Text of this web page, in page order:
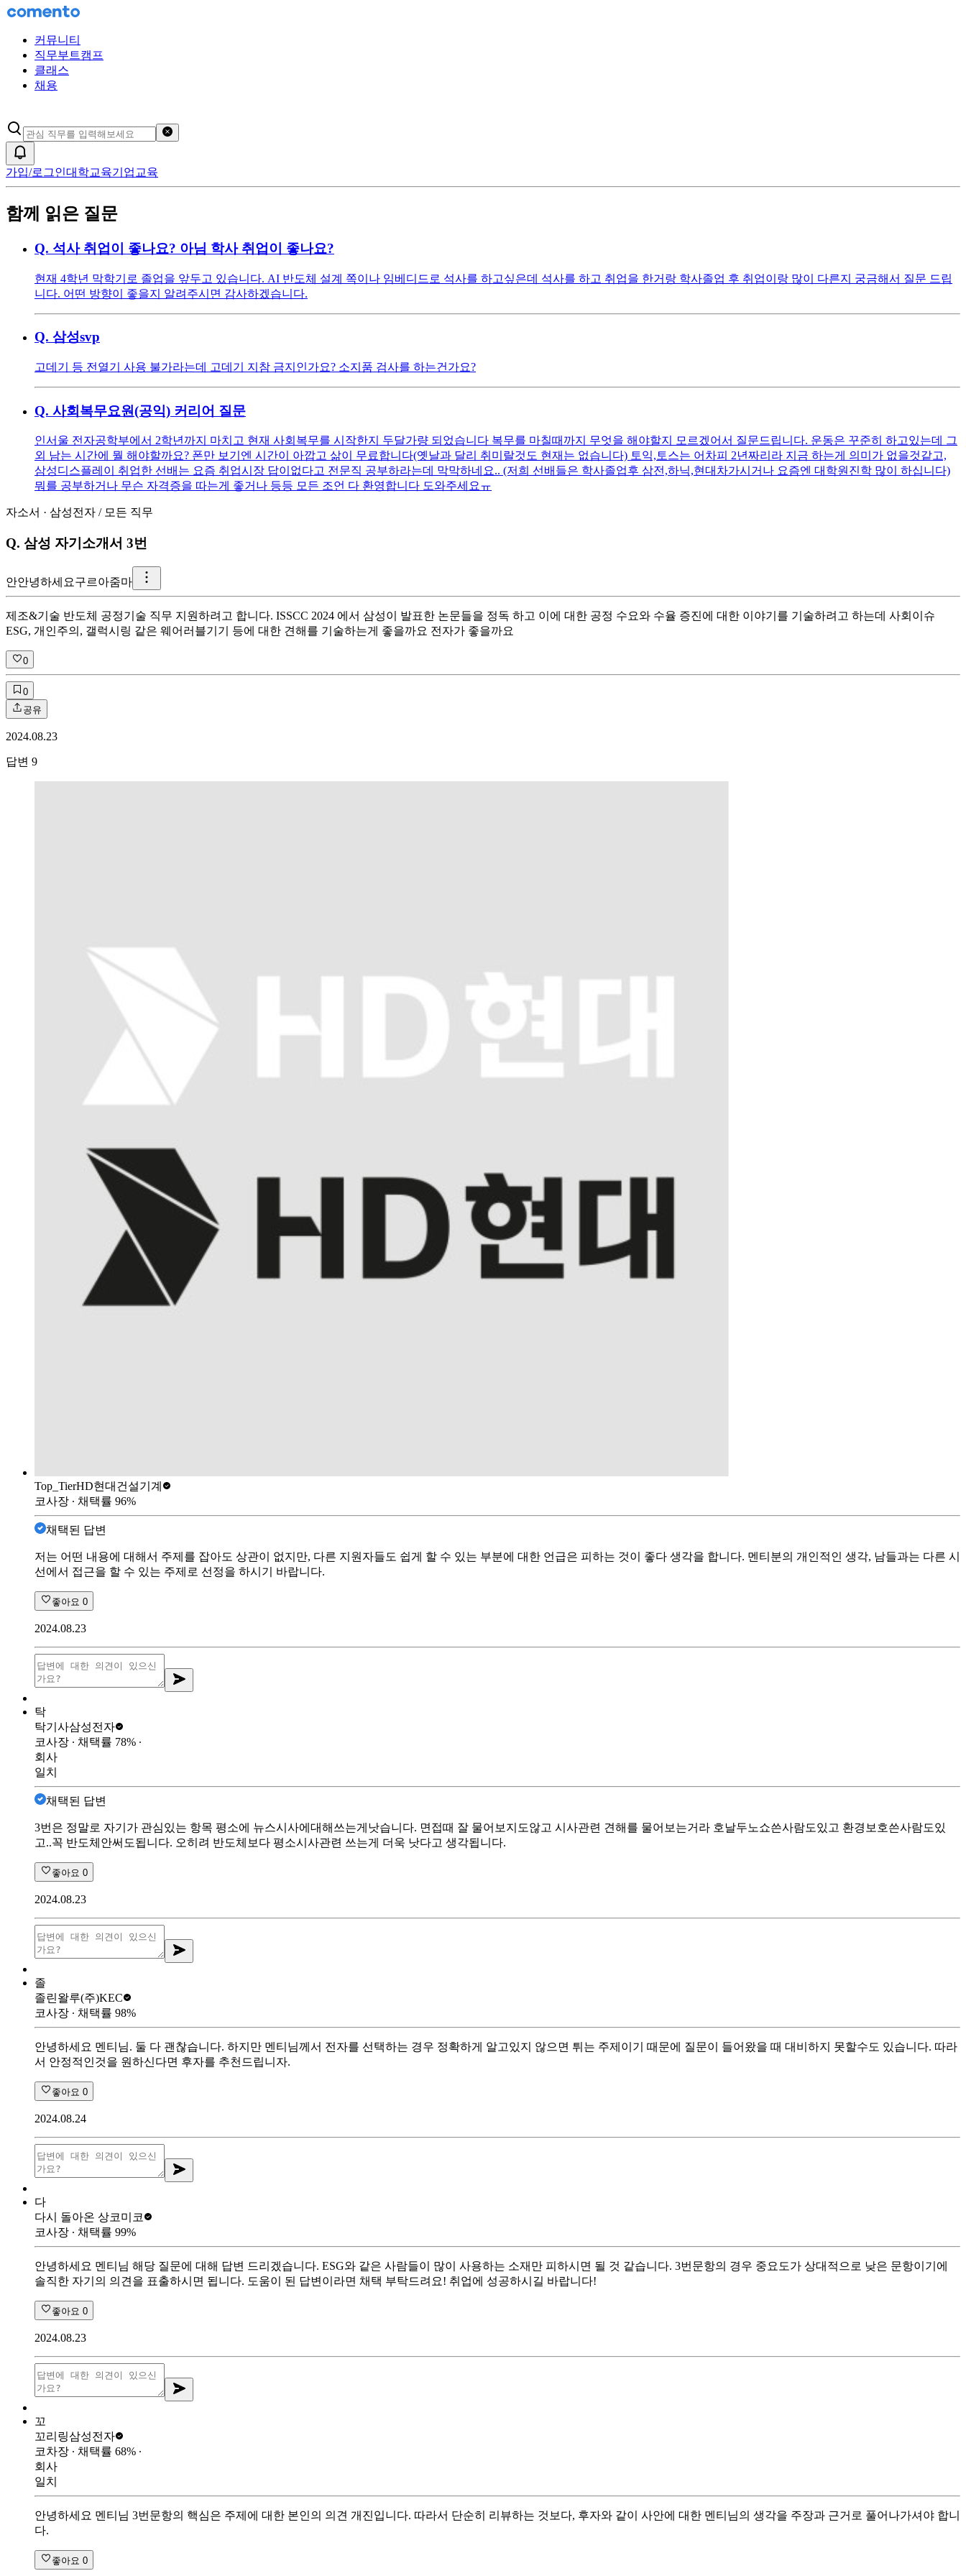
커뮤니티
직무부트캠프
클래스
채용
가입/로그인대학교육기업교육
함께 읽은 질문
Q. 석사 취업이 좋나요? 아님 학사 취업이 좋나요?
현재 4학년 막학기로 졸업을 앞두고 있습니다. AI 반도체 설계 쪽이나 임베디드로 석사를 하고싶은데 석사를 하고 취업을 한거랑 학사졸업 후 취업이랑 많이 다른지 궁금해서 질문 드립
니다. 어떤 방향이 좋을지 알려주시면 감사하겠습니다.
Q. 삼성svp
고데기 등 전열기 사용 불가라는데 고데기 지참 금지인가요? 소지품 검사를 하는건가요?
Q. 사회복무요원(공익) 커리어 질문
인서울 전자공학부에서 2학년까지 마치고 현재 사회복무를 시작한지 두달가량 되었습니다 복무를 마칠때까지 무엇을 해야할지 모르겠어서 질문드립니다. 운동은 꾸준히 하고있는데 그
외 남는 시간에 뭘 해야할까요? 폰만 보기엔 시간이 아깝고 삶이 무료합니다(옛날과 달리 취미랄것도 현재는 없습니다) 토익,토스는 어차피 2년짜리라 지금 하는게 의미가 없을것같고,
삼성디스플레이 취업한 선배는 요즘 취업시장 답이없다고 전문직 공부하라는데 막막하네요.. (저희 선배들은 학사졸업후 삼전,하닉,현대차가시거나 요즘엔 대학원진학 많이 하십니다)
뭐를 공부하거나 무슨 자격증을 따는게 좋거나 등등 모든 조언 다 환영합니다 도와주세요ㅠ
자소서 · 삼성전자 / 모든 직무
Q. 삼성 자기소개서 3번
안안녕하세요구르아줌마
제조&기술 반도체 공정기술 직무 지원하려고 합니다. ISSCC 2024 에서 삼성이 발표한 논문들을 정독 하고 이에 대한 공정 수요와 수율 증진에 대한 이야기를 기술하려고 하는데 사회이슈
ESG, 개인주의, 갤럭시링 같은 웨어러블기기 등에 대한 견해를 기술하는게 좋을까요 전자가 좋을까요
0
0
공유
2024.08.23
답변 9
Top_TierHD현대건설기계
코사장 ∙ 채택률 96%
채택된 답변
저는 어떤 내용에 대해서 주제를 잡아도 상관이 없지만, 다른 지원자들도 쉽게 할 수 있는 부분에 대한 언급은 피하는 것이 좋다 생각을 합니다. 멘티분의 개인적인 생각, 남들과는 다른 시
선에서 접근을 할 수 있는 주제로 선정을 하시기 바랍니다.
좋아요 0
2024.08.23
탁
탁기사삼성전자
코사장 ∙ 채택률 78% ∙
회사
일치
채택된 답변
3번은 정말로 자기가 관심있는 항목 평소에 뉴스시사에대해쓰는게낫습니다. 면접때 잘 물어보지도않고 시사관련 견해를 물어보는거라 호날두노쇼쓴사람도있고 환경보호쓴사람도있
고..꼭 반도체안써도됩니다. 오히려 반도체보다 평소시사관련 쓰는게 더욱 낫다고 생각됩니다.
좋아요 0
2024.08.23
졸
졸린왈루(주)KEC
코사장 ∙ 채택률 98%
안녕하세요 멘티님. 둘 다 괜찮습니다. 하지만 멘티님께서 전자를 선택하는 경우 정확하게 알고있지 않으면 튀는 주제이기 때문에 질문이 들어왔을 때 대비하지 못할수도 있습니다. 따라
서 안정적인것을 원하신다면 후자를 추천드립니자.
좋아요 0
2024.08.24
다
다시 돌아온 상코미코
코사장 ∙ 채택률 99%
안녕하세요 멘티님 해당 질문에 대해 답변 드리겠습니다. ESG와 같은 사람들이 많이 사용하는 소재만 피하시면 될 것 같습니다. 3번문항의 경우 중요도가 상대적으로 낮은 문항이기에
솔직한 자기의 의견을 표출하시면 됩니다. 도움이 된 답변이라면 채택 부탁드려요! 취업에 성공하시길 바랍니다!
좋아요 0
2024.08.23
꼬
꼬리링삼성전자
코차장 ∙ 채택률 68% ∙
회사
일치
안녕하세요 멘티님 3번문항의 핵심은 주제에 대한 본인의 의견 개진입니다. 따라서 단순히 리뷰하는 것보다, 후자와 같이 사안에 대한 멘티님의 생각을 주장과 근거로 풀어나가셔야 합니
다.
좋아요 0